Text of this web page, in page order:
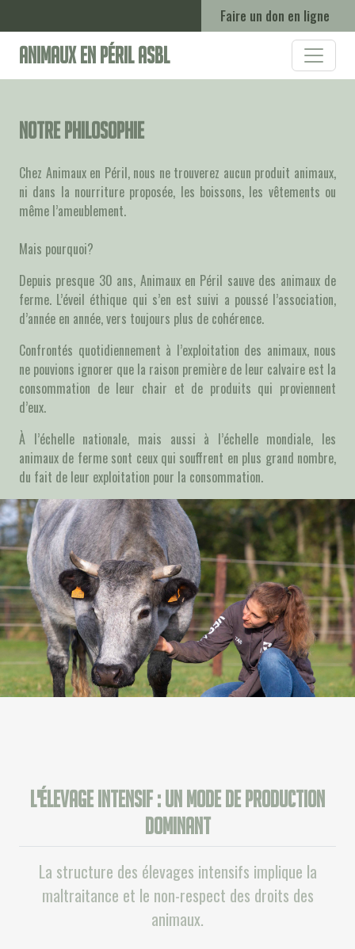
Faire un don en ligne
Animaux en Péril ASBL
Notre philosophie
Chez Animaux en Péril, nous ne trouverez aucun produit animaux,
ni dans la nourriture proposée, les boissons, les vêtements ou
même l’ameublement.
Mais pourquoi?
Depuis presque 30 ans, Animaux en Péril sauve des animaux de
ferme. L’éveil éthique qui s’en est suivi a poussé l’association,
d’année en année, vers toujours plus de cohérence.
Confrontés quotidiennement à l’exploitation des animaux, nous
ne pouvions ignorer que la raison première de leur calvaire est la
consommation de leur chair et de produits qui proviennent
d’eux.
À l’échelle nationale, mais aussi à l’échelle mondiale, les
animaux de ferme sont ceux qui souffrent en plus grand nombre,
du fait de leur exploitation pour la consommation.
L'élevage intensif : un mode de production
dominant
La structure des élevages intensifs implique la
maltraitance et le non-respect des droits des
animaux.